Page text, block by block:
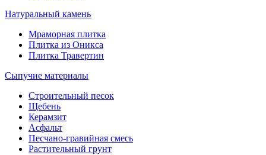
Натуральный камень
Мраморная плитка
Плитка из Оникса
Плитка Травертин
Сыпучие материалы
Строительный песок
Щебень
Керамзит
Асфальт
Песчано-гравийная смесь
Растительный грунт